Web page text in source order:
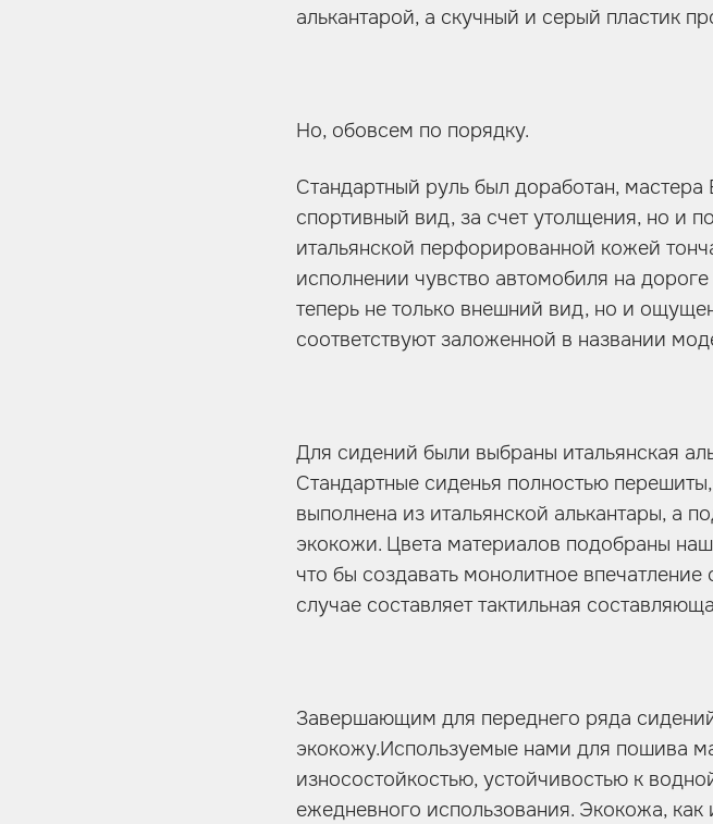
алькантарой, а скучный и серый пластик
Но, обовсем по порядку.
Стандартный руль был доработан,
спортивный вид, за счет утолщения, но и
итальянской перфорированной кожей
исполнении чувство автомобиля на
теперь не только внешний вид, но и
соответствуют заложенной в названии
Для сидений были выбраны итальянская
Стандартные сиденья полностью
выполнена из итальянской алькантары, а
экокожи. Цвета материалов подобраны
что бы создавать монолитное
случае составляет тактильная
Завершающим для переднего ряда
экокожу.Используемые нами для пошива
износостойкостью, устойчивостью к
ежедневного использования. Экокожа, как